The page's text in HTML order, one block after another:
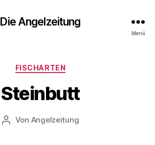
Die Angelzeitung
Menü
Kategorien
FISCHARTEN
Steinbutt
Beitragsautor
Von Angelzeitung